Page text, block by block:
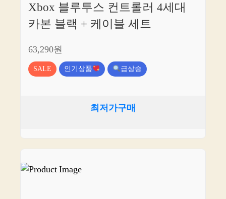
Xbox 블루투스 컨트롤러 4세대
카본 블랙 + 케이블 세트
63,290원
SALE 인기상품 급상승
최저가구매